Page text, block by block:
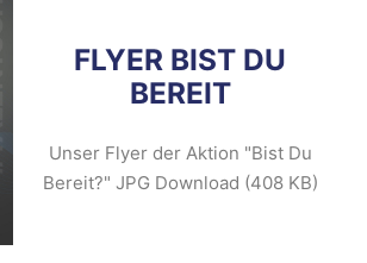
FLYER BIST DU
BEREIT
Unser Flyer der Aktion "Bist Du
Bereit?" JPG Download (408 KB)